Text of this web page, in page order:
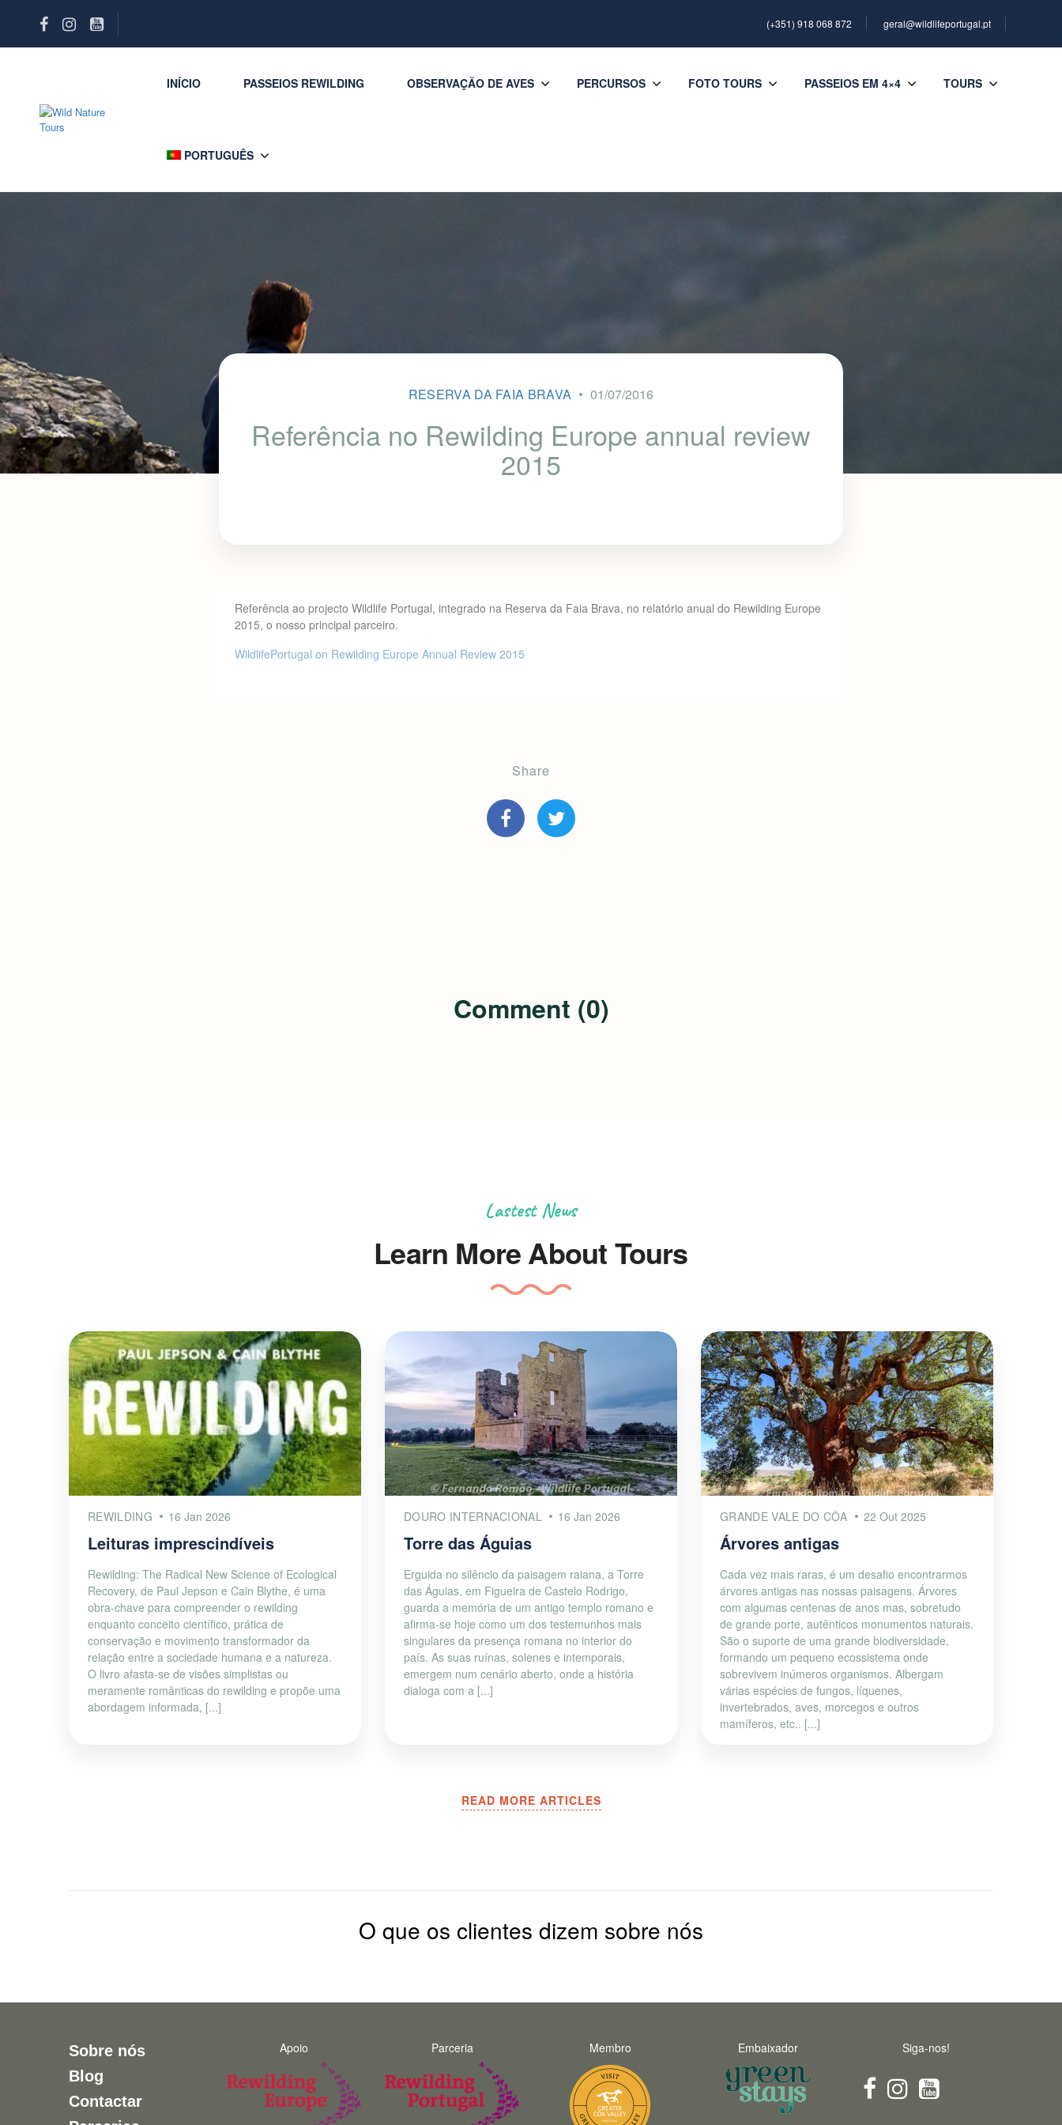
(+351) 918 068 872 geral@wildlifeportugal.pt
INÍCIO PASSEIOS REWILDING OBSERVAÇÃO DE AVES PERCURSOS FOTO TOURS PASSEIOS EM 4×4 TOURS
PORTUGUÊS
RESERVA DA FAIA BRAVA 01/07/2016
Referência no Rewilding Europe annual review
2015
Referência ao projecto Wildlife Portugal, integrado na Reserva da Faia Brava, no relatório anual do Rewilding Europe
2015, o nosso principal parceiro.
WildlifePortugal on Rewilding Europe Annual Review 2015
Share
Comment (0)
Lastest News
Learn More About Tours
REWILDING 16 Jan 2026
Leituras imprescindíveis
Rewilding: The Radical New Science of Ecological
Recovery, de Paul Jepson e Cain Blythe, é uma
obra-chave para compreender o rewilding
enquanto conceito científico, prática de
conservação e movimento transformador da
relação entre a sociedade humana e a natureza.
O livro afasta-se de visões simplistas ou
meramente românticas do rewilding e propõe uma
abordagem informada, [...]
DOURO INTERNACIONAL 16 Jan 2026
Torre das Águias
Erguida no silêncio da paisagem raiana, a Torre
das Águias, em Figueira de Castelo Rodrigo,
guarda a memória de um antigo templo romano e
afirma-se hoje como um dos testemunhos mais
singulares da presença romana no interior do
país. As suas ruínas, solenes e intemporais,
emergem num cenário aberto, onde a história
dialoga com a [...]
GRANDE VALE DO CÔA 22 Out 2025
Árvores antigas
Cada vez mais raras, é um desafio encontrarmos
árvores antigas nas nossas paisagens. Árvores
com algumas centenas de anos mas, sobretudo
de grande porte, autênticos monumentos naturais.
São o suporte de uma grande biodiversidade,
formando um pequeno ecossistema onde
sobrevivem inúmeros organismos. Albergam
várias espécies de fungos, líquenes,
invertebrados, aves, morcegos e outros
mamíferos, etc.. [...]
READ MORE ARTICLES
O que os clientes dizem sobre nós
Sobre nós
Blog
Contactar
Apoio Parceria Membro Embaixador Siga-nos!